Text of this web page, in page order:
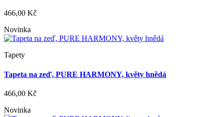
466,00 Kč
Novinka
Tapety
Tapeta na zeď, PURE HARMONY, květy hnědá
466,00 Kč
Novinka